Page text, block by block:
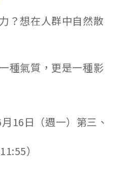
？想在人群中自然散
種氣質，更是一種影
16日（週一）第三、
）